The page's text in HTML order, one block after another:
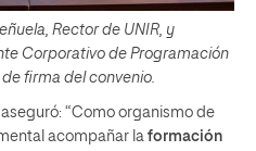
Rector de UNIR, y
Corporativo de Programación
firma del convenio.
“Como organismo de
acompañar la formación